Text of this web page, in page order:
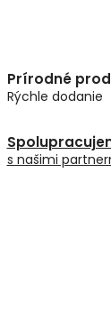
Prírodné
Rýchle dodanie
s našimi